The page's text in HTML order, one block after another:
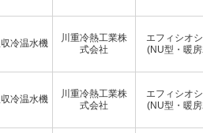
冷温水機
川重冷熱工業株
式会社
エフィシオ
(NU型・暖
冷温水機
川重冷熱工業株
式会社
エフィシオ
(NU型・暖